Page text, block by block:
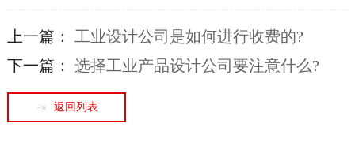
上一篇： ​工业设计公司是如何进行收费的?
下一篇： ​选择工业产品设计公司要注意什么?
返回列表